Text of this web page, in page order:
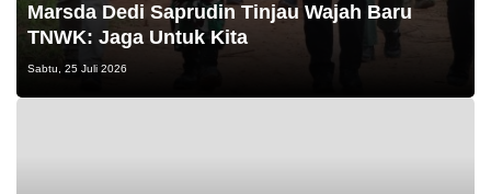
Marsda Dedi Saprudin Tinjau Wajah Baru
TNWK: Jaga Untuk Kita
Sabtu, 25 Juli 2026